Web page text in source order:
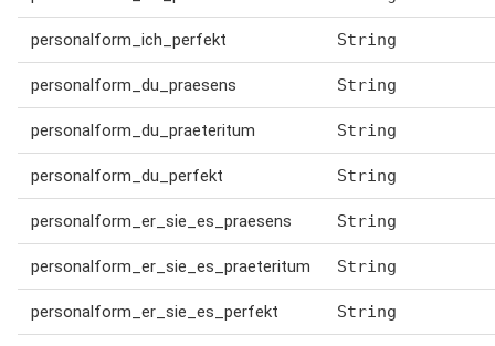
personalform_ich_perfekt String
personalform_du_praesens String
personalform_du_praeteritum String
personalform_du_perfekt String
personalform_er_sie_es_praesens String
personalform_er_sie_es_praeteritum String
personalform_er_sie_es_perfekt String